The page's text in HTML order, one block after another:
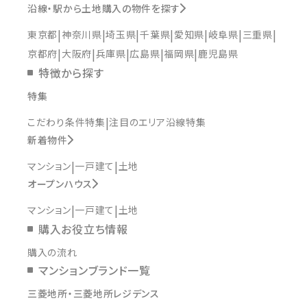
沿線・駅から土地購入の物件を探す
東京都 神奈川県 埼玉県 千葉県 愛知県 岐阜県 三重県
京都府 大阪府 兵庫県 広島県 福岡県 鹿児島県
特徴から探す
特集
こだわり条件特集 注目のエリア沿線特集
新着物件
マンション 一戸建て 土地
オープンハウス
マンション 一戸建て 土地
購入お役立ち情報
購入の流れ
マンションブランド一覧
三菱地所・三菱地所レジデンス